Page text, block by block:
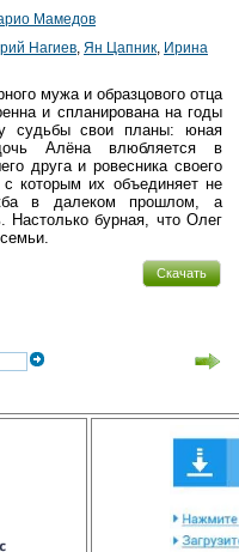
Мамедов
Нагиев, Ян Цапник, Ирина
мужа и образцового отца
и спланирована на годы
судьбы свои планы: юная
Алёна влюбляется в
друга и ровесника своего
которым их объединяет не
в далеком прошлом, а
Настолько бурная, что Олег
Скачать